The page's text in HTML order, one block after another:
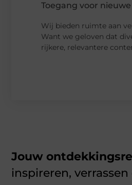
Toegang voor
Wij bieden ruimte aan
Want we geloven dat
rijkere, relevantere
Jouw
inspireren,